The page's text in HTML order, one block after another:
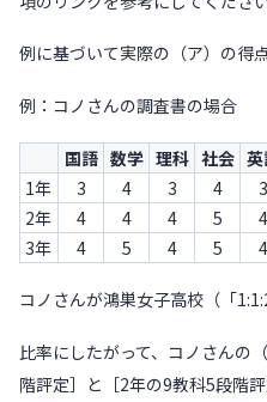
例に基づいて実際の（ア）の得
例：コノさんの調査書の場合
国語 数学 理科 社会
1年
3 4 3 4 3
2年
4 4 4 5 4
3年
4 5 4 5 4
コノさんが鴻巣女子高校（「
比率にしたがって、コノさんの
階評定］と［2年の9教科5段階